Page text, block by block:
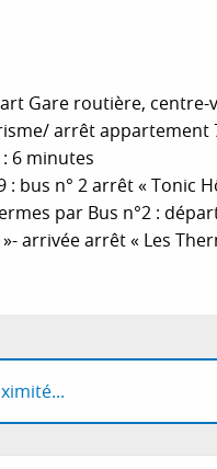
Gare routière, centre-
arrêt appartement
6 minutes
: bus n° 2 arrêt « Tonic
par Bus n°2 :
arrivée arrêt « Les